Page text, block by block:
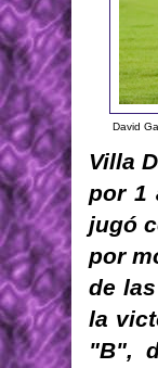
David
Villa
por 1
jugó
por
de
la
"B",